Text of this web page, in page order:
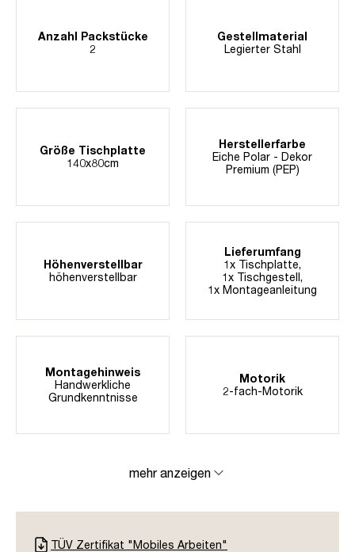
Anzahl Packstücke
2
Gestellmaterial
Legierter Stahl
Größe Tischplatte
140x80cm
Herstellerfarbe
Eiche Polar - Dekor
Premium (PEP)
Höhenverstellbar
höhenverstellbar
Lieferumfang
1x Tischplatte,
1x Tischgestell,
1x Montageanleitung
Montagehinweis
Handwerkliche
Grundkenntnisse
Motorik
2-fach-Motorik
mehr anzeigen
TÜV Zertifikat "Mobiles Arbeiten"